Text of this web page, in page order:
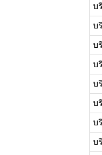
บ
บ
บ
บ
บ
บ
บ
บ